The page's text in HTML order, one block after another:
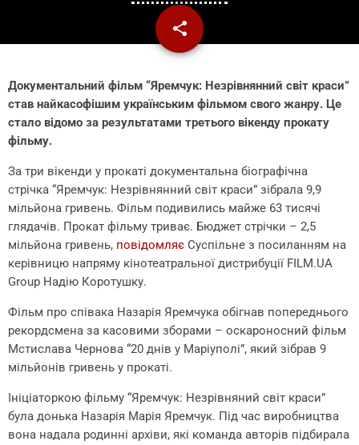
share
email
Документальний фільм “Яремчук: Незрівнянний світ краси”
став найкасофішим українським фільмом свого жанру. Це
стало відомо за результатами третього вікенду прокату
фільму.
За три вікенди у прокаті документальна біографічна
стрічка “Яремчук: Незрівнянний світ краси” зібрала 9,9
мільйона гривень. Фільм подивились майже 63 тисячі
глядачів. Прокат фільму триває. Бюджет стрічки – 2,5
мільйона гривень, повідомляє Суспільне з посиланням на
керівницю напряму кінотеатральної дистрибуції FILM.UA
Group Надію Коротушку.
Фільм про співака Назарія Яремчука обігнав попереднього
рекордсмена за касовими зборами – оскароносний фільм
Мстислава Чернова “20 днів у Маріуполі”, який зібрав 9
мільйонів гривень у прокаті.
Ініціаторкою фільму “Яремчук: Незрівняний світ краси”
була донька Назарія Марія Яремчук. Під час виробництва
вона надала родинні архіви, які команда авторів підбирала